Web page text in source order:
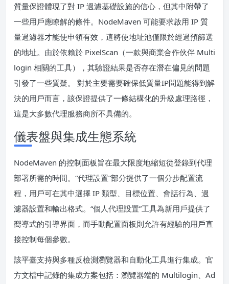
質量保證體現了對 IP 過濾基礎設施的信心，但其中附帶了
一些用戶應瞭解的條件。NodeMaven 可能要求啟用 IP 質
量過濾器才能使申領有效，這將使地址池僅限於經過預篩選
的地址。由於依賴於 PixelScan（一款與商業合作伙伴 Multi
login 相關的工具），其驗證結果是否存在潛在偏見的問題
引發了一些質疑。 對於主要需要確保低質量IP問題能得到解
決的用戶而言，該保證提供了一條結構化的升級處理路徑，
這是大多數代理服務商所不具備的。
儀表盤與集成生態系統
NodeMaven 的控制面板旨在最大限度地縮短從登錄到代理
部署所需的時間。“代理設置”部分提供了一個分步配置流
程，用戶可在其中選擇 IP 類型、目標位置、會話行為、過
濾器設置和輸出格式。“個人代理設置”工具為新用戶提供了
嚮導式的引導界面，而手動配置面板則允許有經驗的用戶直
接控制每個參數。
該平臺支持與多種反檢測瀏覽器和自動化工具進行集成。官
方文檔中記錄的集成方案包括：瀏覽器端的 Multilogin、Ad